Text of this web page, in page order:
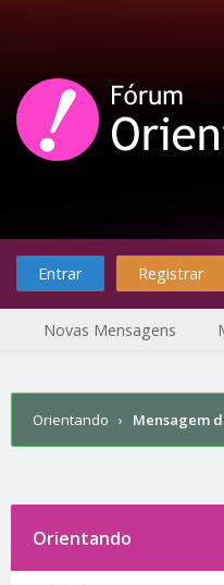
Entrar Registrar
Novas Mensagens
Orientando › Mensagem
Orientando